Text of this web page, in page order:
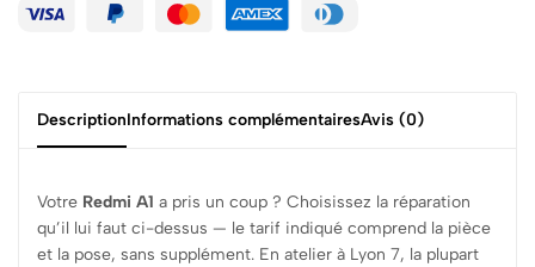
DescriptionInformations complémentairesAvis (0)
Votre Redmi A1 a pris un coup ? Choisissez la réparation
qu’il lui faut ci-dessus — le tarif indiqué comprend la pièce
et la pose, sans supplément. En atelier à Lyon 7, la plupart